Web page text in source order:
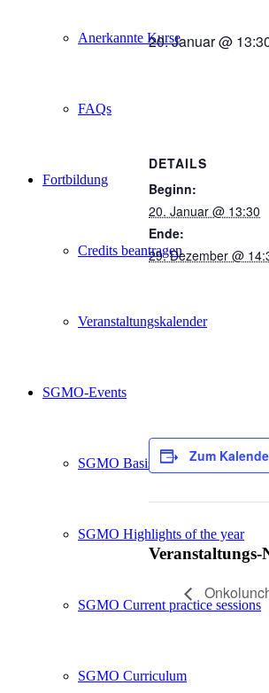
Anerkannte Kurse
FAQs
Fortbildung
Credits beantragen
Veranstaltungskalender
SGMO-Events
SGMO Basiskurs
SGMO Highlights of the year
SGMO Current practice sessions
SGMO Curriculum
20. Januar @
DETAILS
Beginn:
20. Januar @ 13:30
Ende:
29. Dezember @
Zum
Veranstaltungs-